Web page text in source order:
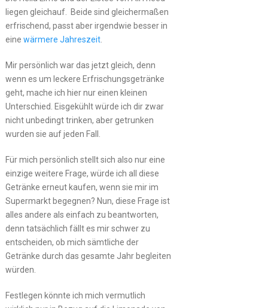
liegen gleichauf. Beide sind gleichermaßen
erfrischend, passt aber irgendwie besser in
eine wärmere Jahreszeit.
Mir persönlich war das jetzt gleich, denn
wenn es um leckere Erfrischungsgetränke
geht, mache ich hier nur einen kleinen
Unterschied. Eisgekühlt würde ich dir zwar
nicht unbedingt trinken, aber getrunken
wurden sie auf jeden Fall.
Für mich persönlich stellt sich also nur eine
einzige weitere Frage, würde ich all diese
Getränke erneut kaufen, wenn sie mir im
Supermarkt begegnen? Nun, diese Frage ist
alles andere als einfach zu beantworten,
denn tatsächlich fällt es mir schwer zu
entscheiden, ob mich sämtliche der
Getränke durch das gesamte Jahr begleiten
würden.
Festlegen könnte ich mich vermutlich